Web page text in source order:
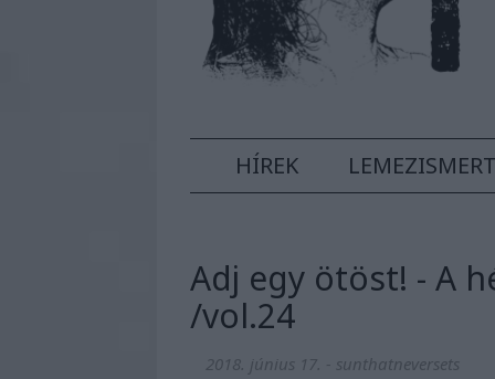
HÍREK
Adj egy ötöst! - A
/vol.24
2018. június 17. - sunthatneversets